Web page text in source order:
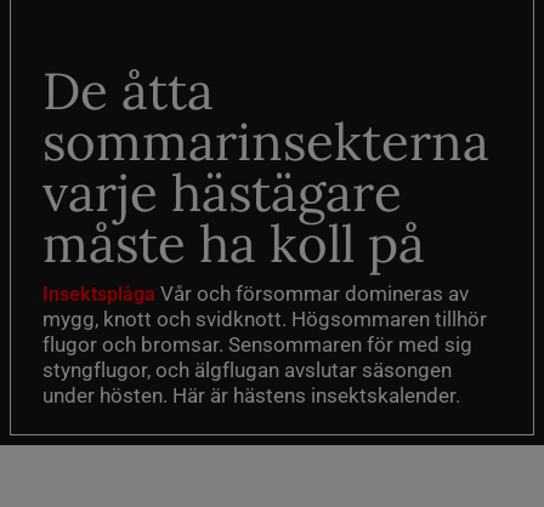
De åtta
sommarinsekterna
varje hästägare
måste ha koll på
Insektsplåga Vår och försommar domineras av
mygg, knott och svidknott. Högsommaren tillhör
flugor och bromsar. Sensommaren för med sig
styngflugor, och älgflugan avslutar säsongen
under hösten. Här är hästens insektskalender.